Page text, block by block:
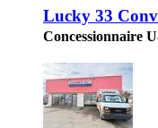
Lucky 33
Concessionnaire